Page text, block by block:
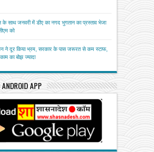
साथ जनवरी में डीए का नगद भुगतान का प्रस्ताव भेजा
को
ने दूर किया भ्रम, सरकार के पास जरूरत से कम स्टाफ,
का बोझ ज्यादा
ANDROID APP